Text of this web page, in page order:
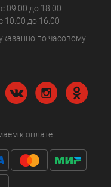
09:00 до 18:00
10:00 до 16:00
по часовому
к оплате